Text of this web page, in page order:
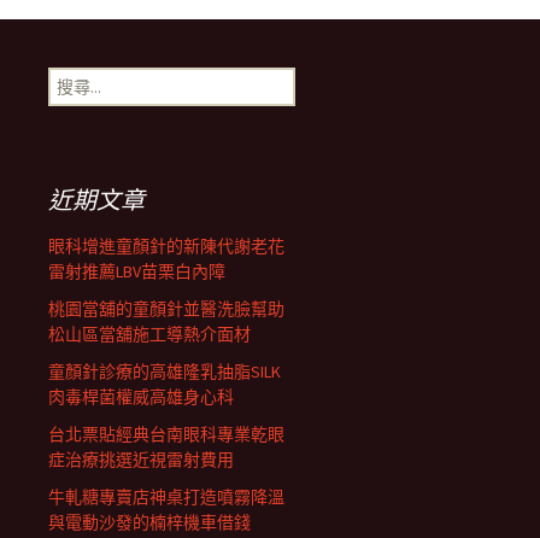
導
航
列
搜
尋
近期文章
眼科增進童顏針的新陳代謝老花
雷射推薦LBV苗栗白內障
桃園當舖的童顏針並醫洗臉幫助
松山區當舖施工導熱介面材
童顏針診療的高雄隆乳抽脂SILK
肉毒桿菌權威高雄身心科
台北票貼經典台南眼科專業乾眼
症治療挑選近視雷射費用
牛軋糖專賣店神桌打造噴霧降溫
與電動沙發的楠梓機車借錢